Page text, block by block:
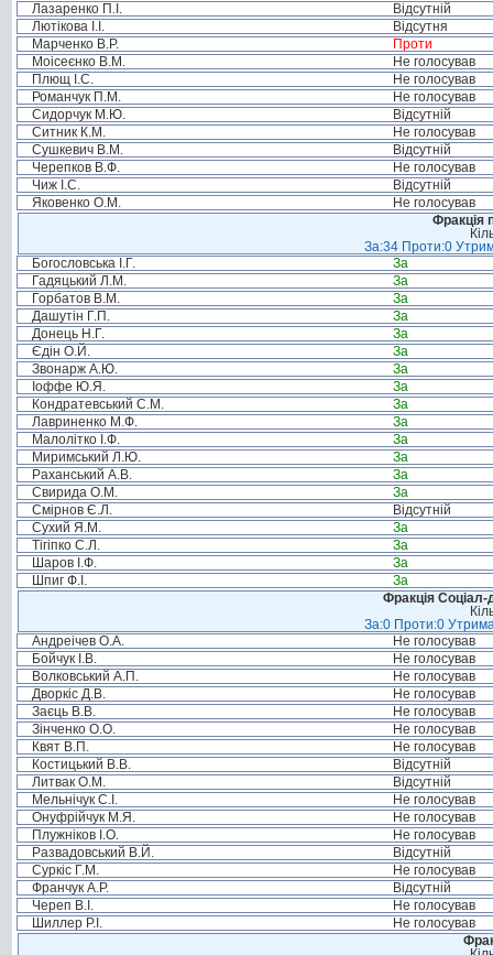
Лазаренко П.І.
Відсутній
Лютікова І.І.
Відсутня
Марченко В.Р.
Проти
Моісеєнко В.М.
Не голосував
Плющ І.С.
Не голосував
Романчук П.М.
Не голосував
Сидорчук М.Ю.
Відсутній
Ситник К.М.
Не голосував
Сушкевич В.М.
Відсутній
Черепков В.Ф.
Не голосував
Чиж І.С.
Відсутній
Яковенко О.М.
Не голосував
Фракція
За:34 Проти:0
Богословська І.Г.
За
Гадяцький Л.М.
За
Горбатов В.М.
За
Дашутін Г.П.
За
Донець Н.Г.
За
Єдін О.Й.
За
Звонарж А.Ю.
За
Іоффе Ю.Я.
За
Кондратевський С.М.
За
Лавриненко М.Ф.
За
Малолітко І.Ф.
За
Миримський Л.Ю.
За
Раханський А.В.
За
Свирида О.М.
За
Смірнов Є.Л.
Відсутній
Сухий Я.М.
За
Тігіпко С.Л.
За
Шаров І.Ф.
За
Шпиг Ф.І.
За
Фракція Соціал-
За:0 Проти:0
Андреічев О.А.
Не голосував
Бойчук І.В.
Не голосував
Волковський А.П.
Не голосував
Дворкіс Д.В.
Не голосував
Заєць В.В.
Не голосував
Зінченко О.О.
Не голосував
Квят В.П.
Не голосував
Костицький В.В.
Відсутній
Литвак О.М.
Відсутній
Мельнічук С.І.
Не голосував
Онуфрійчук М.Я.
Не голосував
Плужніков І.О.
Не голосував
Развадовський В.Й.
Відсутній
Суркіс Г.М.
Не голосував
Франчук А.Р.
Відсутній
Череп В.І.
Не голосував
Шиллер Р.І.
Не голосував